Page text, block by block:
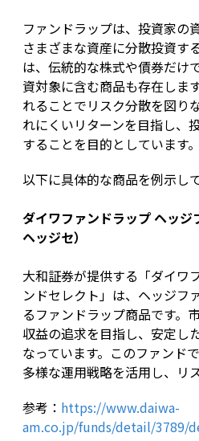
ファンドラップは、投資家の
さまざまな資産に分散投資す
は、伝統的な株式や債券だけ
資対象に含む商品も存在しま
れることでリスク分散を図り
れにくいリターンを目指し、
することを目的としています。
以下に具体的な商品を例示し
ダイワファンドラップ ヘッ
ヘッジセ）
大和証券が提供する「ダイワ
ンドセレクト」は、ヘッジフ
るファンドラップ商品です。
収益の追求を目指し、安定し
なっています。このファンド
多様な運用戦略を活用し、リ
参考： https://www.daiwa-
am.co.jp/funds/detail/3789/